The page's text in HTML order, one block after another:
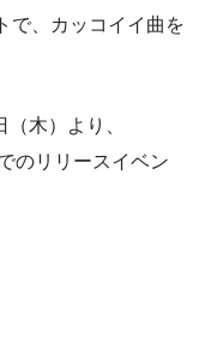
で、カッコイイ曲を
木）より、
のリリースイベン